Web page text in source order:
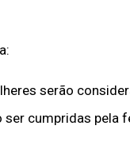
serão
ser cumpridas pela